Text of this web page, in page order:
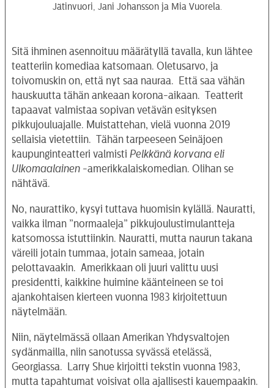
Jätinvuori, Jani Johansson ja Mia Vuorela.
Sitä ihminen asennoituu määrätyllä tavalla, kun lähtee
teatteriin komediaa katsomaan. Oletusarvo, ja
toivomuskin on, että nyt saa nauraa. Että saa vähän
hauskuutta tähän ankeaan korona-aikaan. Teatterit
tapaavat valmistaa sopivan vetävän esityksen
pikkujouluajalle. Muistattehan, vielä vuonna 2019
sellaisia vietettiin. Tähän tarpeeseen Seinäjoen
kaupunginteatteri valmisti Pelkkänä korvana eli
Ulkomaalainen -amerikkalaiskomedian. Olihan se
nähtävä.
No, naurattiko, kysyi tuttava huomisin kylällä. Nauratti,
vaikka ilman ”normaaleja” pikkujoulustimulantteja
katsomossa istuttiinkin. Nauratti, mutta naurun takana
väreili jotain tummaa, jotain sameaa, jotain
pelottavaakin. Amerikkaan oli juuri valittu uusi
presidentti, kaikkine huimine käänteineen se toi
ajankohtaisen kierteen vuonna 1983 kirjoitettuun
näytelmään.
Niin, näytelmässä ollaan Amerikan Yhdysvaltojen
sydänmailla, niin sanotussa syvässä etelässä,
Georgiassa. Larry Shue kirjoitti tekstin vuonna 1983,
mutta tapahtumat voisivat olla ajallisesti kauempaakin.